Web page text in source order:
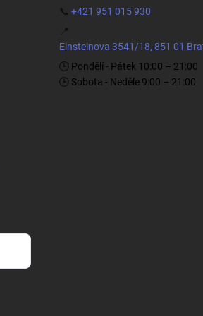
📞 +421 951 015 930
📍
Einsteinova 3541/18, 851 01
🕒 Pondělí - Pátek 10:00 – 21:00
🕒 Sobota - Neděle 9:00 – 21:00